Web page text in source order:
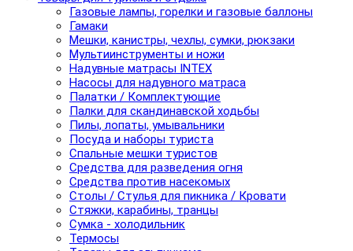
Газовые лампы, горелки и газовые баллоны
Гамаки
Мешки, канистры, чехлы, сумки, рюкзаки
Мультиинструменты и ножи
Надувные матрасы INTEX
Насосы для надувного матраса
Палатки / Комплектующие
Палки для скандинавской ходьбы
Пилы, лопаты, умывальники
Посуда и наборы туриста
Спальные мешки туристов
Средства для разведения огня
Средства против насекомых
Столы / Стулья для пикника / Кровати
Стяжки, карабины, транцы
Сумка - холодильник
Термосы